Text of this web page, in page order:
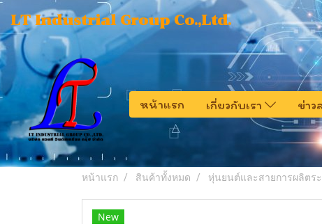
LT Industrial Group Co.,Ltd.
หน้าแรก เกี่ยวกับเรา ข่าว
หน้าแรก สินค้าทั้งหมด หุ่นยนต์และสายการผลิตร
New